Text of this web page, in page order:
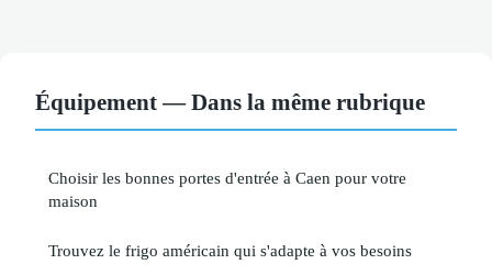
Équipement — Dans la même rubrique
Choisir les bonnes portes d'entrée à Caen pour votre
maison
Trouvez le frigo américain qui s'adapte à vos besoins